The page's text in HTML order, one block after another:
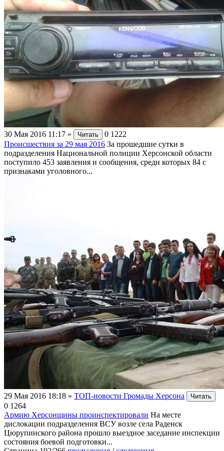
30 Мая 2016 11:17 » Читать 0 1222
Происшествия за 29 мая 2016 За прошедшие сутки в
подразделения Национальной полиции Херсонской области
поступило 453 заявления и сообщения, среди которых 84 с
признаками уголовного...
29 Мая 2016 18:18 » ТОП-новости Громады Херсона Читать
0 1264
Армию Херсонщины проинспектировали На месте
дислокации подразделения ВСУ возле села Раденск
Цюрупинского района прошло выездное заседание инспекции
состояния боевой подготовки...